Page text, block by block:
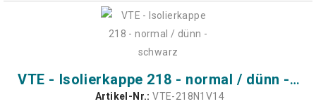
VTE - Isolierkappe 218 - normal / dünn - schwarz
Artikel-Nr.: VTE-218N1V14